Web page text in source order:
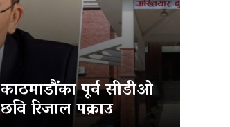
काठमाडौंका पूर्व सीडीओ
छवि रिजाल पक्राउ